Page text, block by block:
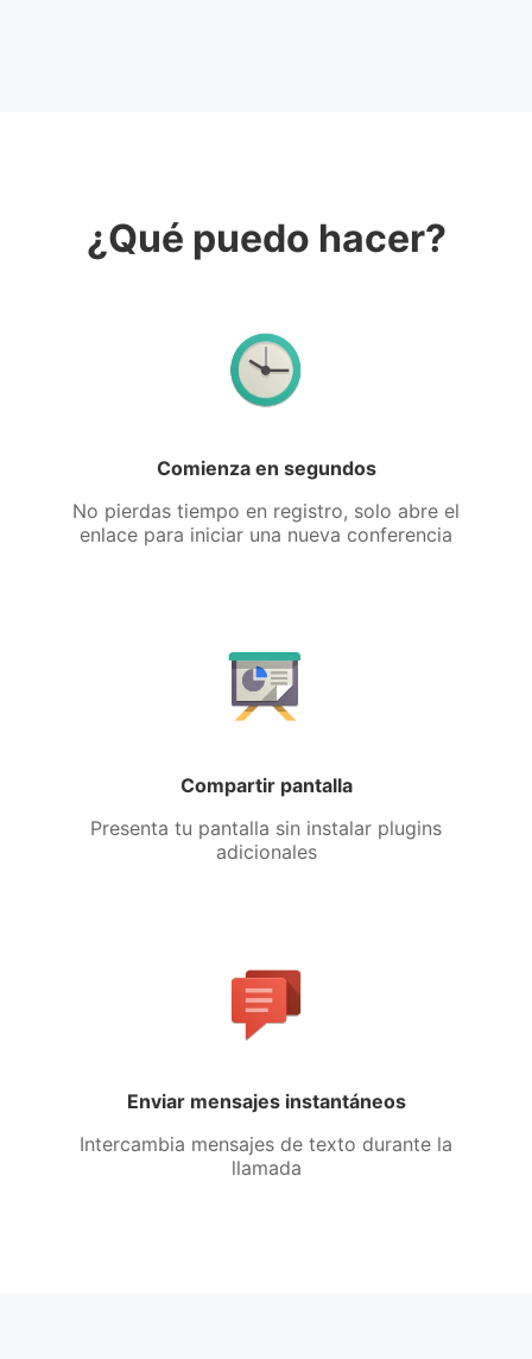
¿Qué puedo hacer?
Comienza en segundos
No pierdas tiempo en registro, solo abre el
enlace para iniciar una nueva conferencia
Compartir pantalla
Presenta tu pantalla sin instalar plugins
adicionales
Enviar mensajes instantáneos
Intercambia mensajes de texto durante la
llamada